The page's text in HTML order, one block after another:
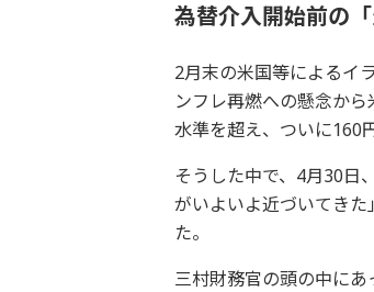
為替介入開始前の
2月末の米国等によるイ
ンフレ再燃への懸念か
水準を超え、ついに160
そうした中で、4月30日
がいよいよ近づいてき
た。
三村財務官の頭の中に